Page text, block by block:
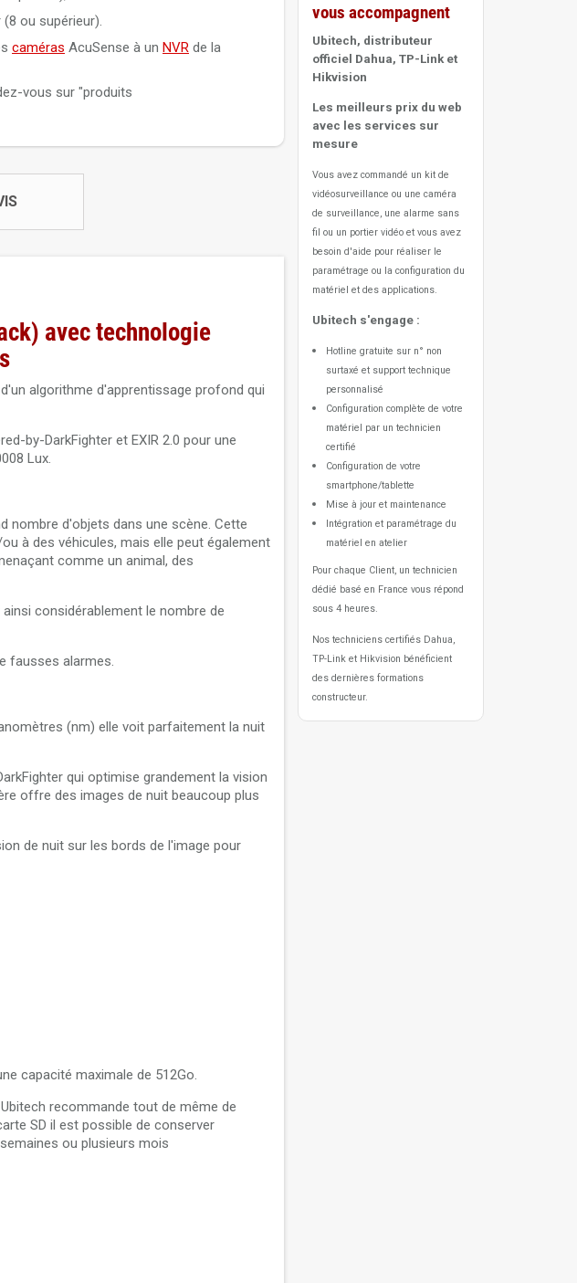
ou supérieur).
caméras AcuSense à un NVR de la
vous sur "produits
avec technologie
algorithme d'apprentissage profond qui
by-DarkFighter et EXIR 2.0 pour une
Lux.
nombre d'objets dans une scène. Cette
à des véhicules, mais elle peut également
comme un animal, des
considérablement le nombre de
fausses alarmes.
(nm) elle voit parfaitement la nuit
qui optimise grandement la vision
offre des images de nuit beaucoup plus
de nuit sur les bords de l'image pour
capacité maximale de 512Go.
recommande tout de même de
SD il est possible de conserver
ou plusieurs mois
vous accompagnent
Ubitech, distributeur
officiel Dahua, TP-Link et
Hikvision
Les meilleurs prix du web
avec les services sur
mesure
Vous avez commandé un kit de
vidéosurveillance ou une caméra
de surveillance, une alarme sans
fil ou un portier vidéo et vous avez
besoin d'aide pour réaliser le
paramétrage ou la configuration du
matériel et des applications.
Ubitech s'engage :
Hotline gratuite sur n° non
surtaxé et support technique
personnalisé
Configuration complète de votre
matériel par un technicien
certifié
Configuration de votre
smartphone/tablette
Mise à jour et maintenance
Intégration et paramétrage du
matériel en atelier
Pour chaque Client, un technicien
dédié basé en France vous répond
sous 4 heures.
Nos techniciens certifiés Dahua,
TP-Link et Hikvision bénéficient
des dernières formations
constructeur.